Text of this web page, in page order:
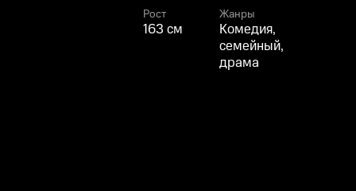
Рост
163 см
Жанры
Комедия,
семейный,
драма